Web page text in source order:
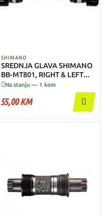
SHIMANO
SREDNJA GLAVA SHIMANO
BB-MT801, RIGHT & LEFT
ADAPTER(BSA)
Na stanju — 1 kom
55,00 KM 